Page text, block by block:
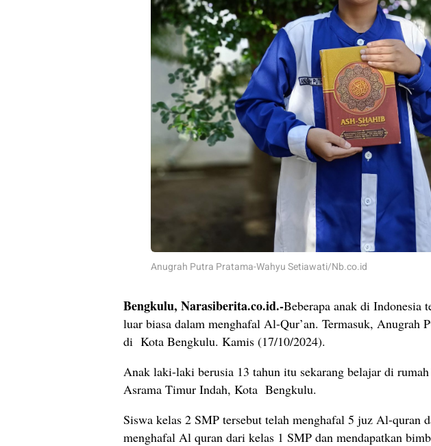
Anugrah Putra Pratama-Wahyu Setiawati/Nb.co.id
Bengkulu, Narasiberita.co.id.-Beberapa anak di Indonesia
luar biasa dalam menghafal Al-Qur’an. Termasuk, Anugrah
di Kota Bengkulu. Kamis (17/10/2024).
Anak laki-laki berusia 13 tahun itu sekarang belajar di
Asrama Timur Indah, Kota Bengkulu.
Siswa kelas 2 SMP tersebut telah menghafal 5 juz Al-quran
menghafal Al quran dari kelas 1 SMP dan mendapatkan